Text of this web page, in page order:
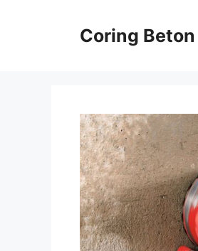
Coring Beton